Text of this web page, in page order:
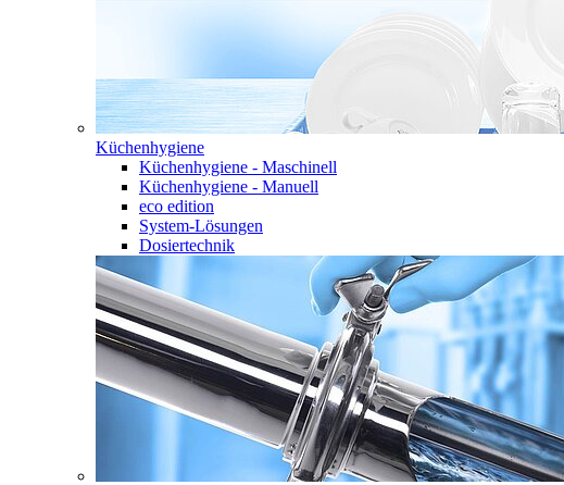
Küchenhygiene
Küchenhygiene - Maschinell
Küchenhygiene - Manuell
eco edition
System-Lösungen
Dosiertechnik